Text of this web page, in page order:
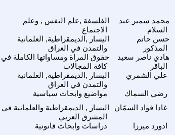
الفلسفة ,علم النفس , وعلم
الاجتماع
محمد سمير عبد
السلام
اليسار ,الديمقراطية, العلمانية
والتمدن في العراق
حسن حاتم
المذكور
حقوق المراة ومساواتها الكاملة في
كافة المجالات
هادي ناصر سعيد
الباقر
اليسار ,الديمقراطية, العلمانية
والتمدن في العراق
علي الشمري
مواضيع وابحاث سياسية رضي السماك
اليسار , الديمقراطية والعلمانية في
المشرق العربي
غادا فؤاد السمّان
دراسات وابحاث قانونية ادورد ميرزا